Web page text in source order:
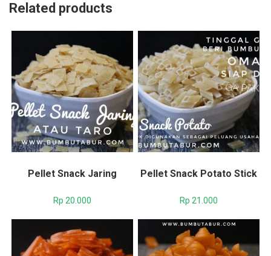
Related products
Pellet Snack Jaring
Rp 20.000
Pellet Snack Potato Stick
Rp 21.000